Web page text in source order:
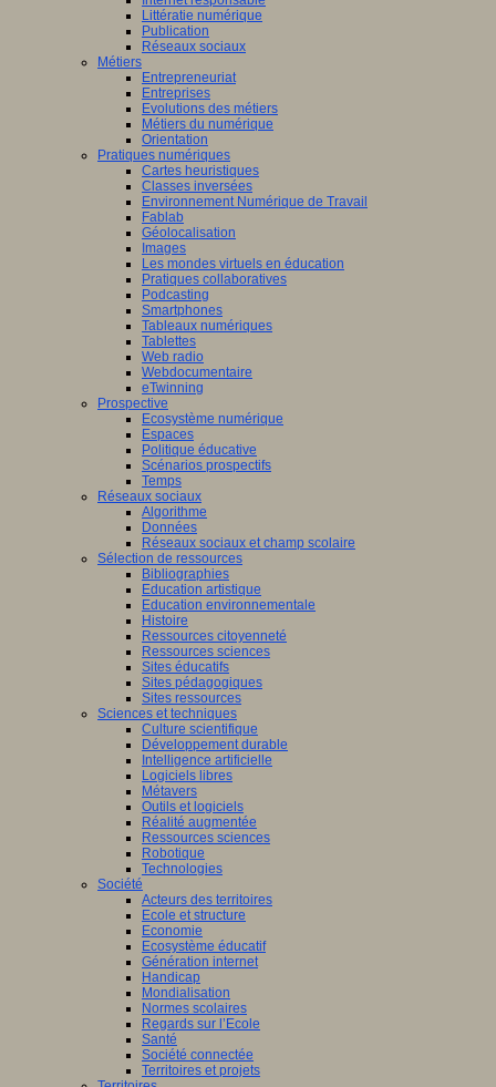
Littératie numérique
Publication
Réseaux sociaux
Métiers
Entrepreneuriat
Entreprises
Evolutions des métiers
Métiers du numérique
Orientation
Pratiques numériques
Cartes heuristiques
Classes inversées
Environnement Numérique de Travail
Fablab
Géolocalisation
Images
Les mondes virtuels en éducation
Pratiques collaboratives
Podcasting
Smartphones
Tableaux numériques
Tablettes
Web radio
Webdocumentaire
eTwinning
Prospective
Ecosystème numérique
Espaces
Politique éducative
Scénarios prospectifs
Temps
Réseaux sociaux
Algorithme
Données
Réseaux sociaux et champ scolaire
Sélection de ressources
Bibliographies
Education artistique
Education environnementale
Histoire
Ressources citoyenneté
Ressources sciences
Sites éducatifs
Sites pédagogiques
Sites ressources
Sciences et techniques
Culture scientifique
Développement durable
Intelligence artificielle
Logiciels libres
Métavers
Outils et logiciels
Réalité augmentée
Ressources sciences
Robotique
Technologies
Société
Acteurs des territoires
Ecole et structure
Economie
Ecosystème éducatif
Génération internet
Handicap
Mondialisation
Normes scolaires
Regards sur l’Ecole
Santé
Société connectée
Territoires et projets